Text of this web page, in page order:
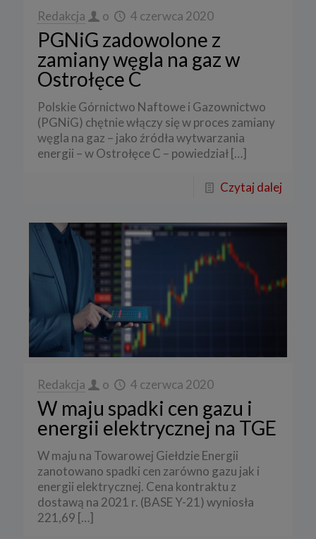
Redakcja o 4 czerwca 2020
PGNiG zadowolone z
zamiany węgla na gaz w
Ostrołęce C
Polskie Górnictwo Naftowe i Gazownictwo
(PGNiG) chętnie włączy się w proces zamiany
węgla na gaz – jako źródła wytwarzania
energii – w Ostrołęce C – powiedział […]
Czytaj dalej
Redakcja o 4 czerwca 2020
W maju spadki cen gazu i
energii elektrycznej na TGE
W maju na Towarowej Giełdzie Energii
zanotowano spadki cen zarówno gazu jak i
energii elektrycznej. Cena kontraktu z
dostawą na 2021 r. (BASE Y-21) wyniosła
221,69 […]